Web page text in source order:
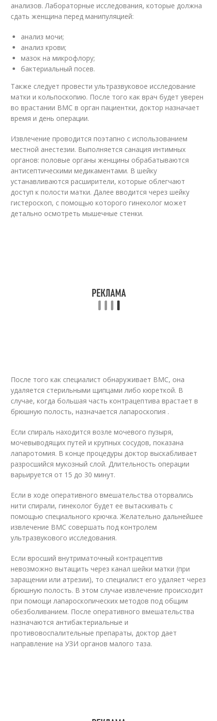
анализов. Лабораторные исследования, которые должна
сдать женщина перед манипуляцией:
анализ мочи;
анализ крови;
мазок на микрофлору;
бактериальный посев.
Также следует провести ультразвуковое исследование
матки и кольпоскопию. После того как врач будет уверен
во врастании ВМС в орган пациентки, доктор назначает
время и день операции.
Извлечение проводится поэтапно с использованием
местной анестезии. Выполняется санация интимных
органов: половые органы женщины обрабатываются
антисептическими медикаментами. В шейку
устанавливаются расширители, которые облегчают
доступ к полости матки. Далее вводится через шейку
гистероскоп, с помощью которого гинеколог может
детально осмотреть мышечные стенки.
После того как специалист обнаруживает ВМС, она
удаляется стерильными щипцами либо кюреткой. В
случае, когда большая часть контрацептива врастает в
брюшную полость, назначается лапароскопия .
Если спираль находится возле мочевого пузыря,
мочевыводящих путей и крупных сосудов, показана
лапаротомия. В конце процедуры доктор выскабливает
разросшийся мукозный слой. Длительность операции
варьируется от 15 до 30 минут.
Если в ходе оперативного вмешательства оторвались
нити спирали, гинеколог будет ее вытаскивать с
помощью специального крючка. Желательно дальнейшее
извлечение ВМС совершать под контролем
ультразвукового исследования.
Если вросший внутриматочный контрацептив
невозможно вытащить через канал шейки матки (при
заращении или атрезии), то специалист его удаляет через
брюшную полость. В этом случае извлечение происходит
при помощи лапароскопических методов под общим
обезболиванием. После оперативного вмешательства
назначаются антибактериальные и
противовоспалительные препараты, доктор дает
направление на УЗИ органов малого таза.